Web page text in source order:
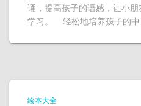
诵，提高孩子的语感，让小
学习。 轻松地培养孩子的中
绘本大全